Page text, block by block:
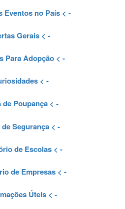
Eventos no País < -
Gerais < -
Para Adopção < -
< -
de Poupança < -
Segurança< -
de Escolas < -
de Empresas< -
Úteis< -